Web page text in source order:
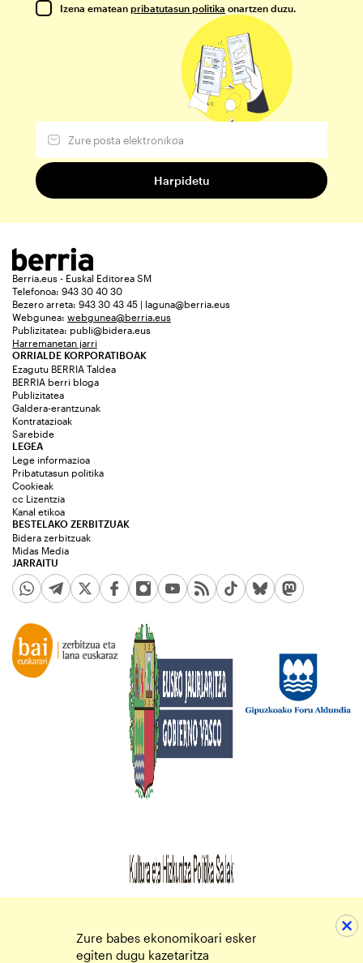
Izena ematean pribatutasun politika onartzen duzu.
Berria.eus - Euskal Editorea SM
Telefonoa: 943 30 40 30
Bezero arreta: 943 30 43 45 | laguna@berria.eus
Webgunea: webgunea@berria.eus
Publizitatea: publi@bidera.eus
Harremanetan jarri
ORRIALDE KORPORATIBOAK
Ezagutu BERRIA Taldea
BERRIA berri bloga
Publizitatea
Galdera-erantzunak
Kontratazioak
Sarebide
JARRAITU
LEGEA
Lege informazioa
Pribatutasun politika
Cookieak
cc Lizentzia
Kanal etikoa
BESTELAKO ZERBITZUAK
Bidera zerbitzuak
Midas Media
Zure babes ekonomikoari esker
egiten dugu kazetaritza